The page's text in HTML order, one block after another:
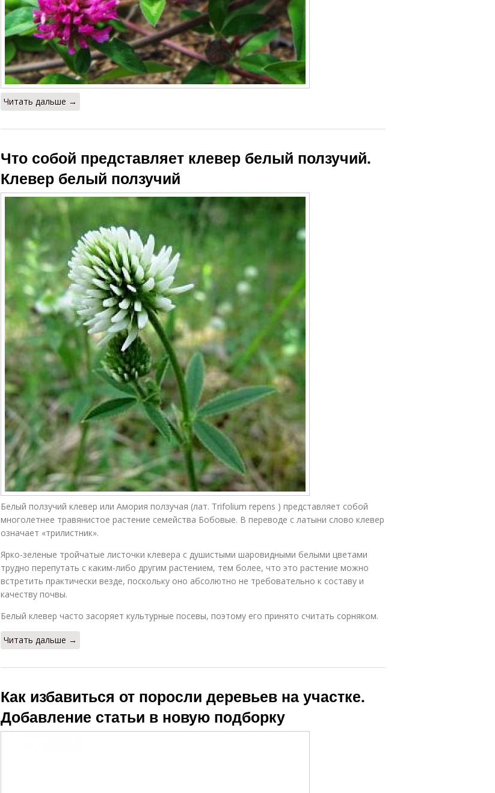
Читать дальше →
Что собой представляет клевер белый ползучий.
Клевер белый ползучий
Белый ползучий клевер или Амория ползучая (лат. Trifolium repens ) представляет собой
многолетнее травянистое растение семейства Бобовые. В переводе с латыни слово клевер
означает «трилистник».
Ярко-зеленые тройчатые листочки клевера с душистыми шаровидными белыми цветами
трудно перепутать с каким-либо другим растением, тем более, что это растение можно
встретить практически везде, поскольку оно абсолютно не требовательно к составу и
качеству почвы.
Белый клевер часто засоряет культурные посевы, поэтому его принято считать сорняком.
Читать дальше →
Как избавиться от поросли деревьев на участке.
Добавление статьи в новую подборку